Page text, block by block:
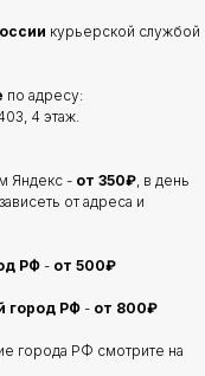
курьерской службой
по адресу:
4 этаж.
Яндекс - от 350₽, в день
от адреса и
РФ - от 500₽
город РФ - от 800₽
города РФ смотрите на